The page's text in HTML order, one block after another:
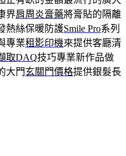
界肩周炎膏藥將膏貼的隔離
熱絲保暖防護Smile Pro系列
專業租影印機來提供客廳清
取DAQ技巧專業新作品做
大門玄關門價格提供銀髮長